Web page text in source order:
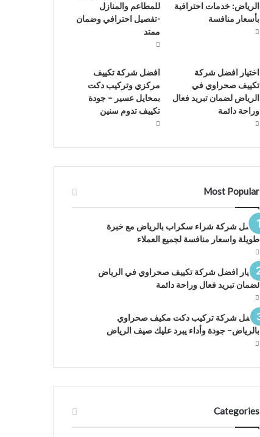
الرياض: خدمات احترافية
بأسعار منافسة
للمطاعم والمنازل
-تفصيل احترافي وضمان
ممتد
اختيار افضل شركة
تكييف صحراوي في
الرياض لضمان تبريد فعال
وراحة دائمة
افضل شركة تكييف
مركزي وتركيب دكت
بمحايل عسير – جودة
تكييف تدوم سنين
Most Popular
افضل شركة شراء سكراب بالرياض مع خبرة
طويلة واسعار منافسة لجميع العملاء
اختيار افضل شركة تكييف صحراوي في الرياض
لضمان تبريد فعال وراحة دائمة
افضل شركة تركيب دكت مكيف صحراوي
بالرياض– جودة وأداء يبرد عليك صيف الرياض
Categories